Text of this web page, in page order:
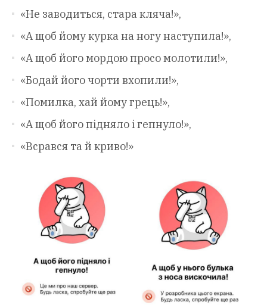
«Не заводиться, стара кляча!»,
«А щоб йому курка на ногу наступила!»,
«А щоб його мордою просо молотили!»,
«Бодай його чорти вхопили!»,
«Помилка, хай йому грець!»,
«А щоб його підняло і гепнуло!»,
«Всрався та й криво!»